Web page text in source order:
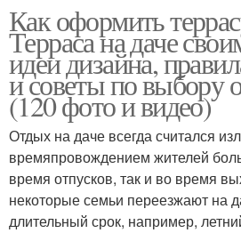
Как оформить
Терраса на даче
идеи дизайна,
и советы по выбору
(120 фото и видео)
Отдых на даче всегда считался
времяпровождением жителей
время отпусков, так и во время
некоторые семьи переезжают на
длительный срок, например,